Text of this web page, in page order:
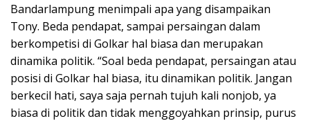
Bandarlampung menimpali apa yang disampaikan
Tony. Beda pendapat, sampai persaingan dalam
berkompetisi di Golkar hal biasa dan merupakan
dinamika politik. “Soal beda pendapat, persaingan atau
posisi di Golkar hal biasa, itu dinamikan politik. Jangan
berkecil hati, saya saja pernah tujuh kali nonjob, ya
biasa di politik dan tidak menggoyahkan prinsip, purus